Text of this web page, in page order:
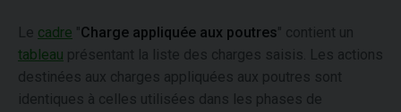
Le cadre "Charge appliquée aux poutres" contient un
tableau présentant la liste des charges saisis. Les actions
destinées aux charges appliquées aux poutres sont
identiques à celles utilisées dans les phases de